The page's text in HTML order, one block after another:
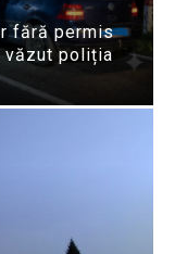
fără permis
văzut poliția